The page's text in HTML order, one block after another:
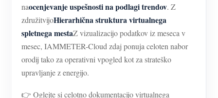
naocenjevanje uspešnosti na podlagi trendov. Z
združitvijoHierarhična struktura virtualnega
spletnega mestaZ vizualizacijo podatkov iz meseca v
mesec, IAMMETER-Cloud zdaj ponuja celoten nabor
orodij tako za operativni vpogled kot za strateško
upravljanje z energijo.
👉 Oglejte si celotno dokumentacijo virtualnega